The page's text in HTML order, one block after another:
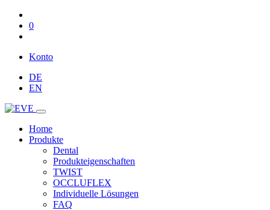
0
Konto
DE
EN
Home
Produkte
Dental
Produkteigenschaften
TWIST
OCCLUFLEX
Individuelle Lösungen
FAQ